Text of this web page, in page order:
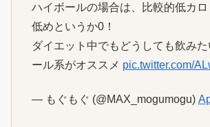
ハイボールの場合は、比較的低カ
低めというか0！
ダイエット中でもどうしても飲み
ール系がオススメ pic.twitter.com/
— もぐもぐ (@MAX_mogumogu)